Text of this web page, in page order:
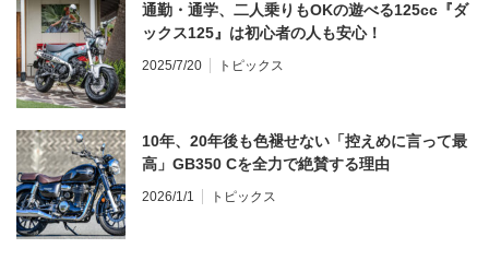
通勤・通学、二人乗りもOKの遊べる125cc『ダ
ックス125』は初心者の人も安心！
2025/7/20 トピックス
10年、20年後も色褪せない「控えめに言って最
高」GB350 Cを全力で絶賛する理由
2026/1/1 トピックス